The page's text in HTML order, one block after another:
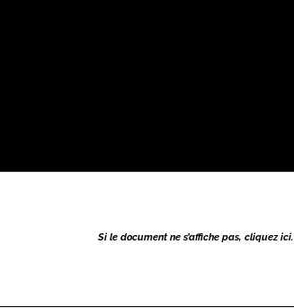
Si le document ne s’affiche pas, cliquez ici.